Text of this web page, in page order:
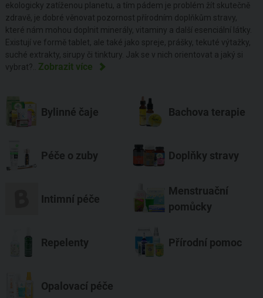
ekologicky zatíženou planetu, a tím pádem je problém žít skutečně
zdravě, je dobré věnovat pozornost přírodním doplňkům stravy,
které nám mohou doplnit minerály, vitaminy a další esenciální látky.
Existují ve formě tablet, ale také jako spreje, prášky, tekuté výtažky,
suché extrakty, sirupy či tinktury. Jak se v nich orientovat a jaký si
vybrat?.. Zobrazit více
Bylinné čaje Bachova terapie
Péče o zuby Doplňky stravy
Intimní péče
Menstruační
pomůcky
Repelenty Přírodní pomoc
Opalovací péče